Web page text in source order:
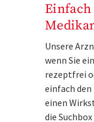
Unsere
wenn Sie
rezeptfrei
einfach
einen
die